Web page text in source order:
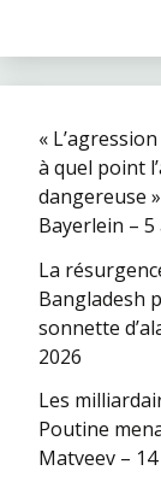
«
à quel point
dangereuse
Bayerlein –
La
Bangladesh
sonnette
2026
Les
Poutine
Matveev –